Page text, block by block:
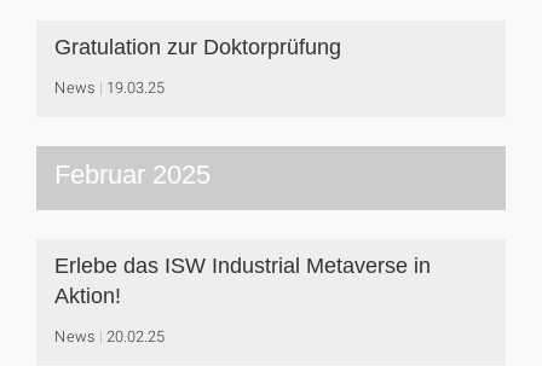
Gratulation zur Doktorprüfung
News 19.03.25
Februar 2025
Erlebe das ISW Industrial Metaverse in
Aktion!
News 20.02.25